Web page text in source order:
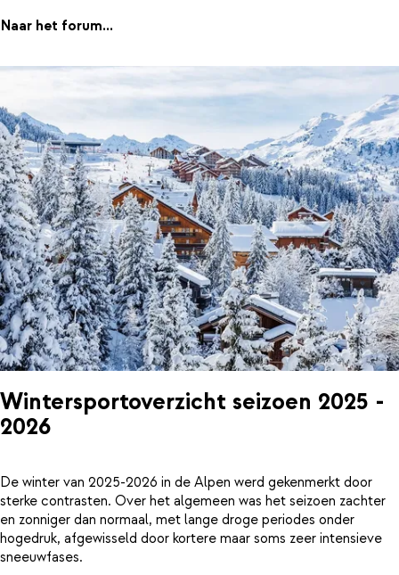
Naar het forum...
Wintersportoverzicht seizoen 2025 -
2026
De winter van 2025-2026 in de Alpen werd gekenmerkt door
sterke contrasten. Over het algemeen was het seizoen zachter
en zonniger dan normaal, met lange droge periodes onder
hogedruk, afgewisseld door kortere maar soms zeer intensieve
sneeuwfases.